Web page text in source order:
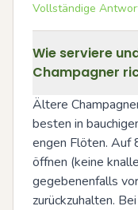
Vollständige
Wie serviere
Champagner
Ältere
besten in
engen Flöten. Auf
öffnen (keine
gegebenenfalls
zurückzuhalten.